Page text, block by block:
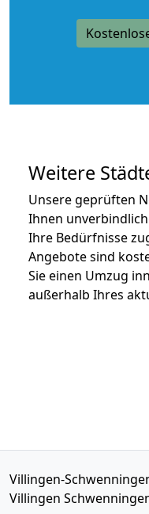
Weitere
Unsere geprüften
Ihnen
Ihre Bedürfnisse
Angebote sind
Sie einen Umzug
außerhalb Ihres
Villingen-
Villingen